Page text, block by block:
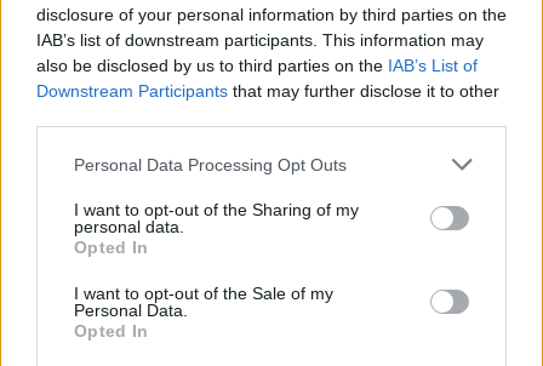
disclosure of your personal information by third parties on the
IAB’s list of downstream participants. This information may
also be disclosed by us to third parties on the IAB’s List of
Downstream Participants that may further disclose it to other
Please note that this website/app uses one or more Google
not limited to your visit or usage behaviour. You may click to
grant or deny consent to Google and its third-party tags to
use your data for below specified purposes in below Google
consent section.
Personal Data Processing Opt Outs
I want to opt-out of the Sharing of my
personal data.
Opted In
I want to opt-out of the Sale of my
Personal Data.
Opted In
τμήματα στην Αττική Οδό στο πλαίσιο των
εργασιών βαριάς συντήρησης, υπενθυμίζεται ότι
υπάρχει συνεχής ενημέρωση στην εταιρική
Η Αττική Οδός ευχαριστεί θερμά για την κατανόηση
και με γνώμονα την ασφάλεια όλων, παρακαλεί
τους οδηγούς να επιδεικνύουν ιδιαίτερη προσοχή
στη σχετική σήμανση και να τηρούν τα όρια
ταχύτητας κατά τις διελεύσεις τους από τα εν λόγω